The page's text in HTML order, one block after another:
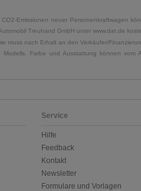
Emissionen neuer Personenkraftwagen
Treuhand GmbH unter www.dat.de
muss nach Erhalt an den Verkäufer/
Farbe und Ausstattung können
Service
Hilfe
Feedback
Kontakt
Newsletter
Formulare und Vorlagen